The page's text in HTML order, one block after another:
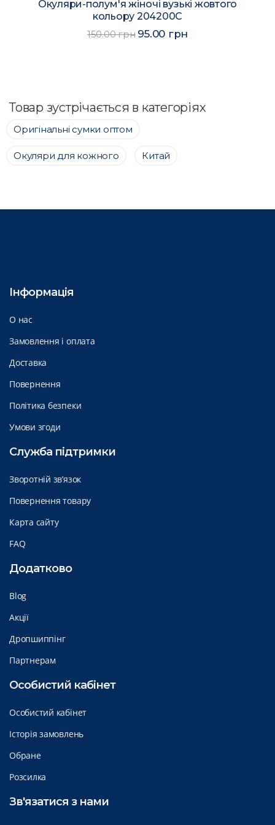
Окуляри-полум'я жіночі вузькі світло-
зеленого кольору 204203C
150.00 грн 114.00 грн
Товар зустрічається в категоріях
Оригінальні сумки оптом
Окуляри для кожного Китай
Інформація
О нас
Замовлення і оплата
Доставка
Повернення
Політика безпеки
Умови згоди
Служба підтримки
Зворотній зв’язок
Повернення товару
Карта сайту
FAQ
Додатково
Blog
Акції
Дропшиппінг
Партнерам
Особистий кабінет
Особистий кабінет
Історія замовлень
Обране
Розсилка
Зв'язатися з нами